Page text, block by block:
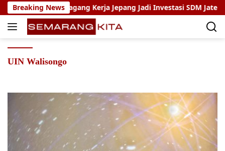
Skip
to
content
Breaking News
Program Magang Kerja Jepang Jadi Investasi SDM Jateng
UIN Walisongo